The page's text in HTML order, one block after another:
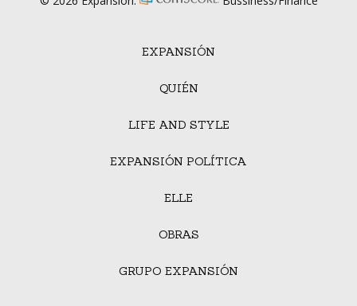
EXPANSIÓN
QUIÉN
LIFE AND STYLE
EXPANSIÓN POLÍTICA
ELLE
OBRAS
GRUPO EXPANSIÓN